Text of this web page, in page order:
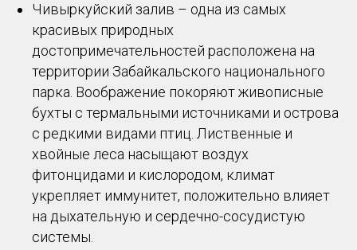
Чивыркуйский залив – одна из самых
красивых природных
достопримечательностей расположена на
территории Забайкальского национального
парка. Воображение покоряют живописные
бухты с термальными источниками и острова
с редкими видами птиц. Лиственные и
хвойные леса насыщают воздух
фитонцидами и кислородом, климат
укрепляет иммунитет, положительно влияет
на дыхательную и сердечно-сосудистую
системы.